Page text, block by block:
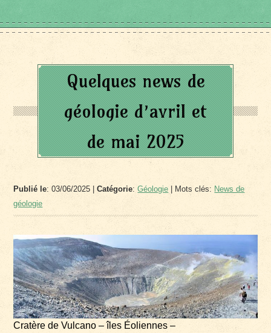
Quelques news de
géologie d’avril et
de mai 2025
Publié le: 03/06/2025 |Catégorie:Géologie | Mots clés: News de
géologie
Cratère de Vulcano – îles Éoliennes –